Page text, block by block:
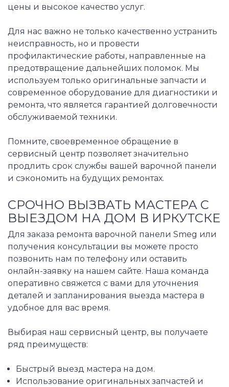
цены и высокое качество услуг.
Для нас важно не только качественно устранить
неисправность, но и провести
профилактические работы, направленные на
предотвращение дальнейших поломок. Мы
используем только оригинальные запчасти и
современное оборудование для диагностики и
ремонта, что является гарантией долговечности
обслуживаемой техники.
Помните, своевременное обращение в
сервисный центр позволяет значительно
продлить срок службы вашей варочной панели
и сэкономить на будущих ремонтах.
СРОЧНО ВЫЗВАТЬ МАСТЕРА С
ВЫЕЗДОМ НА ДОМ В ИРКУТСКЕ
Для заказа ремонта варочной панели Smeg или
получения консультации вы можете просто
позвонить нам по телефону или оставить
онлайн-заявку на нашем сайте. Наша команда
оперативно свяжется с вами для уточнения
деталей и запланирования выезда мастера в
удобное для вас время.
Выбирая наш сервисный центр, вы получаете
ряд преимуществ:
Быстрый выезд мастера на дом.
Использование оригинальных запчастей и